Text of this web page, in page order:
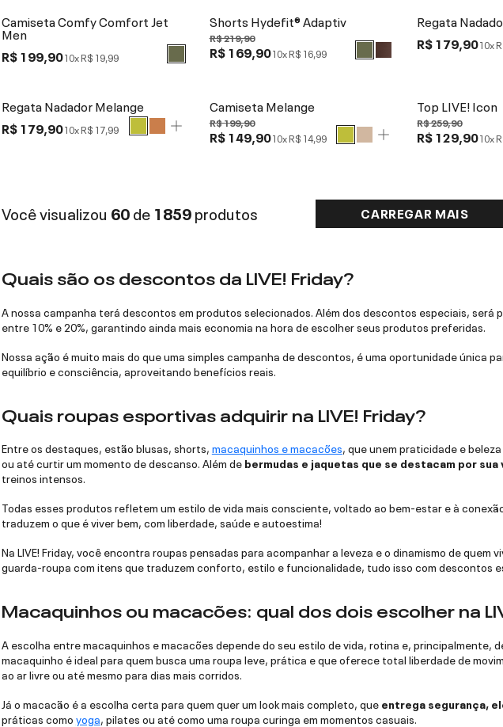
Camiseta Comfy Comfort Jet
Men
R$ 199,9010xR$ 19,99
Shorts Hydefit® Adaptiv
R$ 219,90
R$ 169,9010xR$ 16,99
Regata
R$ 179,9010x
Regata Nadador Melange
R$ 179,9010xR$ 17,99
Camiseta Melange
R$ 199,90
R$ 149,9010xR$ 14,99
Top LIVE! Icon
R$ 259,90
R$ 129,9010x
Você visualizou 60de 1859produtos CARREGAR MAIS
Quais são os descontos da LIVE! Friday?
A nossa campanha terá descontos em produtos selecionados. Além dos descontos especiais,
entre 10% e 20%, garantindo ainda mais economia na hora de escolher seus produtos preferidas.
Nossa ação é muito mais do que uma simples campanha de descontos, é uma oportunidade única
equilíbrio e consciência, aproveitando benefícios reais.
Quais roupas esportivas adquirir na LIVE! Friday?
Entre os destaques, estão blusas, shorts, macaquinhos e macacões, que unem praticidade e
ou até curtir um momento de descanso. Além de bermudas e jaquetas que se destacam por
treinos intensos.
Todas esses produtos refletem um estilo de vida mais consciente, voltado ao bem-estar e à
traduzem o que é viver bem, com liberdade, saúde e autoestima!
Na LIVE! Friday, você encontra roupas pensadas para acompanhar a leveza e o dinamismo de quem
guarda-roupa com itens que traduzem conforto, estilo e funcionalidade, tudo isso com descontos
Macaquinhos ou macacões: qual dos dois escolher na
A escolha entre macaquinhos e macacões depende do seu estilo de vida, rotina e, principalmente,
macaquinho é ideal para quem busca uma roupa leve, prática e que oferece total liberdade de
ao ar livre ou até mesmo para dias mais corridos.
Já o macacão é a escolha certa para quem quer um look mais completo, que entrega segurança,
práticas como yoga, pilates ou até como uma roupa curinga em momentos casuais.